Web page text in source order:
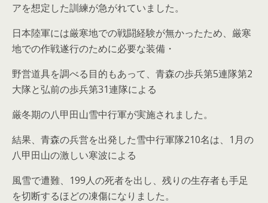
アを想定した訓練が急がれていました。
日本陸軍には厳寒地での戦闘経験が無かったため、厳寒
地での作戦遂行のために必要な装備・
野営道具を調べる目的もあって、青森の歩兵第5連隊第2
大隊と弘前の歩兵第31連隊による
厳冬期の八甲田山雪中行軍が実施されました。
結果、青森の兵営を出発した雪中行軍隊210名は、1月の
八甲田山の激しい寒波による
風雪で遭難、199人の死者を出し、残りの生存者も手足
を切断するほどの凍傷になりました。